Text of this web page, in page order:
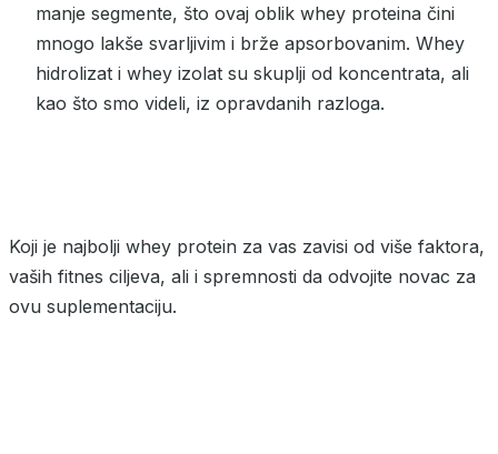
manje segmente, što ovaj oblik whey proteina čini
mnogo lakše svarljivim i brže apsorbovanim. Whey
hidrolizat i whey izolat su skuplji od koncentrata, ali
kao što smo videli, iz opravdanih razloga.
Koji je najbolji whey protein za vas zavisi od više faktora,
vaših fitnes ciljeva, ali i spremnosti da odvojite novac za
ovu suplementaciju.